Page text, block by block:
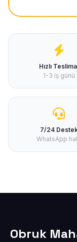
Hızlı
1-3 iş günü
7/24
WhatsApp
Obruk